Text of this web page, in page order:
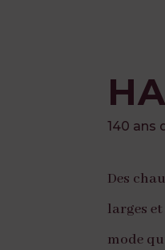
140 ans
Des
larges
mode